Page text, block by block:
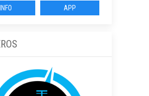
INFO APP